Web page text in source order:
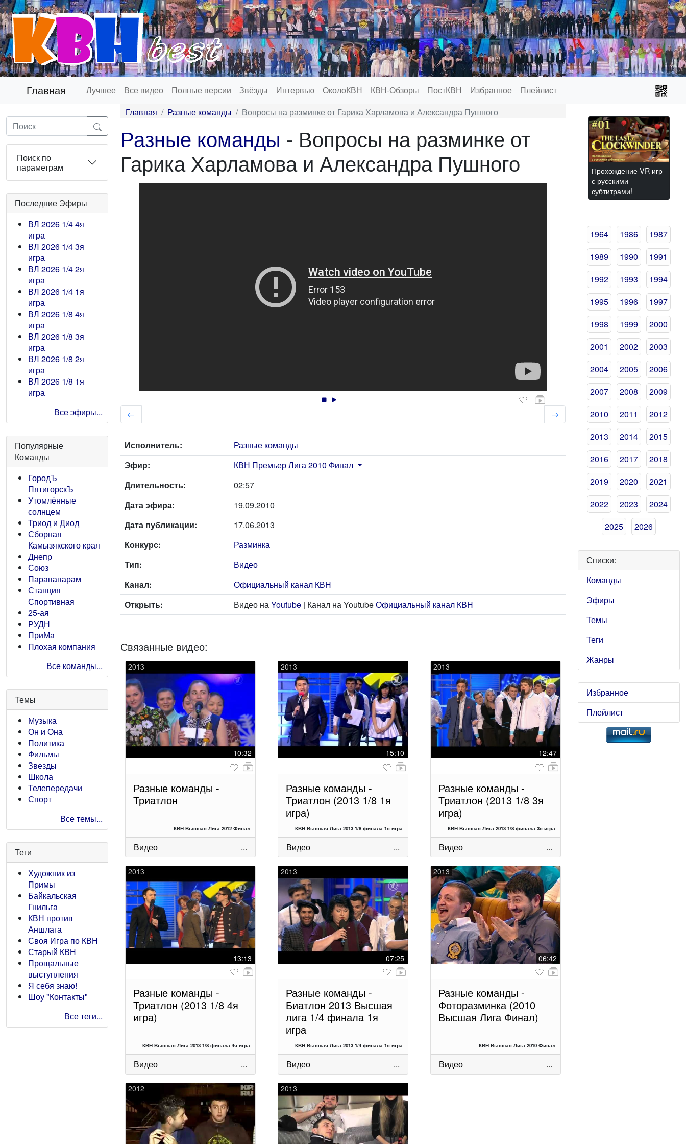
Главная Лучшее Все видео Полные версии Звёзды Интервью ОколоКВН КВН-Обзоры ПостКВН Избранное Плейлист
Поиск по
параметрам
Последние Эфиры
ВЛ 2026 1/4 4я
игра
ВЛ 2026 1/4 3я
игра
ВЛ 2026 1/4 2я
игра
ВЛ 2026 1/4 1я
игра
ВЛ 2026 1/8 4я
игра
ВЛ 2026 1/8 3я
игра
ВЛ 2026 1/8 2я
игра
ВЛ 2026 1/8 1я
игра
Все эфиры...
Популярные
Команды
ГородЪ
ПятигорскЪ
Утомлённые
солнцем
Триод и Диод
Сборная
Камызякского края
Днепр
Союз
Парапапарам
Станция
Спортивная
25-ая
РУДН
ПриМа
Плохая компания
Все команды...
Темы
Музыка
Он и Она
Политика
Фильмы
Звезды
Школа
Телепередачи
Спорт
Все темы...
Теги
Художник из
Примы
Байкальская
Гнильга
КВН против
Аншлага
Своя Игра по КВН
Старый КВН
Прощальные
выступления
Я себя знаю!
Шоу "Контакты"
Все теги...
Главная Разные команды Вопросы на разминке от Гарика Харламова и Александра Пушного
Разные команды - Вопросы на разминке от
Гарика Харламова и Александра Пушного
← →
Исполнитель:
Разные команды
Эфир:
КВН Премьер Лига 2010 Финал
Длительность:
02:57
Дата эфира:
19.09.2010
Дата публикации:
17.06.2013
Конкурс:
Разминка
Тип:
Видео
Канал:
Официальный канал КВН
Открыть:
Видео наYoutube | Канал на YoutubeОфициальный канал КВН
Связанные видео:
2013
10:32
Разные команды -
Триатлон
КВН Высшая Лига 2012 Финал
Видео ...
2013
15:10
Разные команды -
Триатлон (2013 1/8 1я
игра)
КВН Высшая Лига 2013 1/8 финала 1я игра
Видео ...
2013
12:47
Разные команды -
Триатлон (2013 1/8 3я
игра)
КВН Высшая Лига 2013 1/8 финала 3я игра
Видео ...
2013
13:13
Разные команды -
Триатлон (2013 1/8 4я
игра)
КВН Высшая Лига 2013 1/8 финала 4я игра
Видео ...
2013
07:25
Разные команды -
Биатлон 2013 Высшая
лига 1/4 финала 1я
игра
КВН Высшая Лига 2013 1/4 финала 1я игра
Видео ...
2013
06:42
Разные команды -
Фоторазминка (2010
Высшая Лига Финал)
КВН Высшая Лига 2010 Финал
Видео ...
2012 2013
Прохождение VR игр
с русскими
субтитрами!
1964 1986
1987
1989
1990
1991
1992
1993
1994
1995
1996
1997
1998
1999
2000
2001
2002
2003
2004
2005
2006
2007
2008
2009
2010
2011
2012
2013
2014
2015
2016
2017
2018
2019
2020
2021
2022
2023
2024
2025
2026
Списки:
Команды
Эфиры
Темы
Теги
Жанры
Избранное
Плейлист